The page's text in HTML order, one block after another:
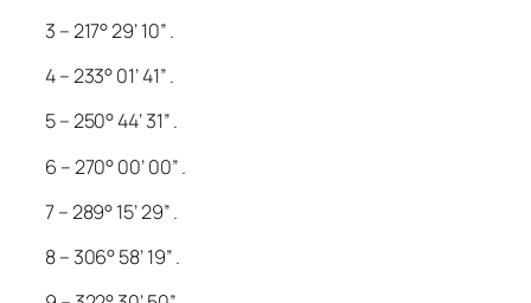
3 – 217° 29’ 10” .
4 – 233° 01’ 41” .
5 – 250° 44’ 31” .
6 – 270° 00’ 00” .
7 – 289° 15’ 29” .
8 – 306° 58’ 19” .